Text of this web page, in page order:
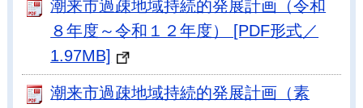
潮来市過疎地域持続的発展計画（令和
８年度～令和１２年度） [PDF形式／
1.97MB]
潮来市過疎地域持続的発展計画（素